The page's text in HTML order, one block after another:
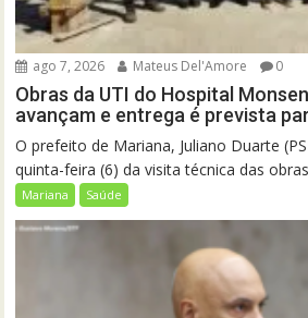
ago 7, 2026 Mateus Del'Amore 0
Obras da UTI do Hospital
avançam e entrega é prevista
O prefeito de Mariana, Juliano Duarte
quinta-feira (6) da visita técnica das
Mariana Saúde